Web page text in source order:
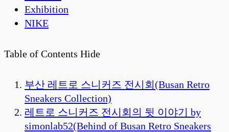
Exhibition
NIKE
Table of Contents Hide
부산 레트로 스니커즈 전시회(Busan Retro
Sneakers Collection)
레트로 스니커즈 전시회의 뒷 이야기 by
simonlab52(Behind of Busan Retro Sneakers